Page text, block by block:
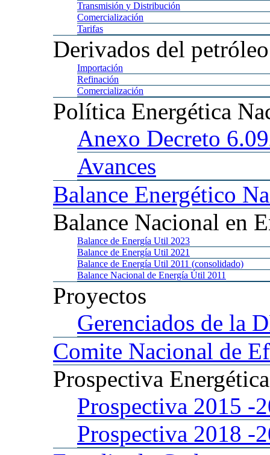
Transmisión y Distribución
Comercialización
Tarifas
Derivados del petróleo
Importación
Refinación
Comercialización
Política Energética
Anexo Decreto
Avances
Balance Energético
Balance Nacional en
Balance de Energía Util 2023
Balance de Energía Util 2021
Balance de Energía Util 2011 (consolidado)
Balance Nacional de Energía Útil 2011
Proyectos
Gerenciados de la
Comite Nacional de
Prospectiva
Prospectiva 2015 -
Prospectiva 2018 -